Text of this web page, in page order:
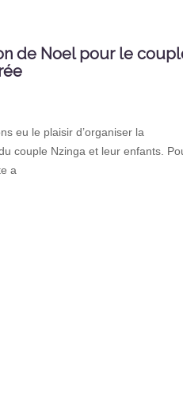
de Noel pour le
eu le plaisir d’organiser la
couple Nzinga et leur enfants.
a